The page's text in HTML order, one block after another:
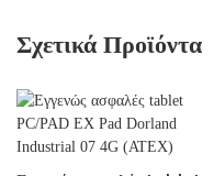
Σχετικά Προϊόντα